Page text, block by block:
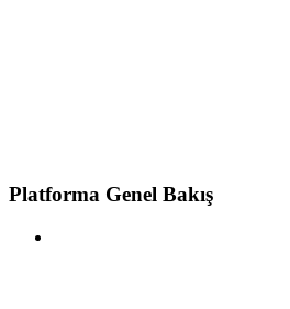
Platforma Genel Bakış